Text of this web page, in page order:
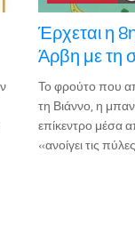
Έρχεται η
Άρβη με τη
Το φρούτο που
τη Βιάννο, η
επίκεντρο μέσα
«ανοίγει τις